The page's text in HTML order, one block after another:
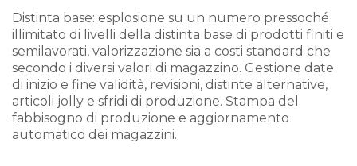
Distinta base: esplosione su un numero pressoché
illimitato di livelli della distinta base di prodotti finiti e
semilavorati, valorizzazione sia a costi standard che
secondo i diversi valori di magazzino. Gestione date
di inizio e fine validità, revisioni, distinte alternative,
articoli jolly e sfridi di produzione. Stampa del
fabbisogno di produzione e aggiornamento
automatico dei magazzini.